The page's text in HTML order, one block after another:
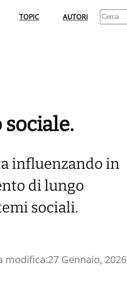
TOPIC AUTORI Cerca
influenzando in
di lungo
sociali.
modifica:27 Gennaio, 2026